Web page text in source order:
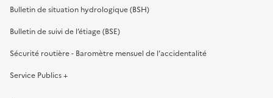
Bulletin de situation hydrologique (BSH)
Bulletin de suivi de l’étiage (BSE)
Sécurité routière - Baromètre mensuel de l’accidentalité
Service Publics +